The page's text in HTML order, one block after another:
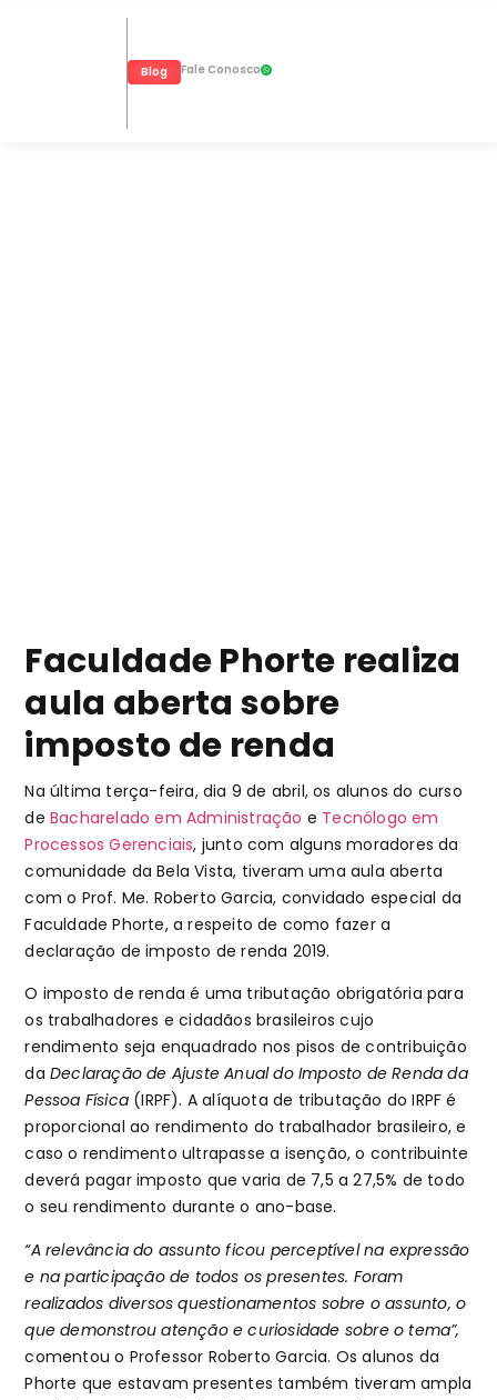
Blog Fale Conosco
Faculdade Phorte realiza
aula aberta sobre
imposto de renda
Na última terça-feira, dia 9 de abril, os alunos do curso
deBacharelado em Administração e Tecnólogo em
Processos Gerenciais, junto com alguns moradores da
comunidade da Bela Vista, tiveram uma aula aberta
com o Prof. Me. Roberto Garcia, convidado especial da
Faculdade Phorte, a respeito de como fazer a
declaração de imposto de renda 2019.
O imposto de renda é uma tributação obrigatória para
os trabalhadores e cidadãos brasileiros cujo
rendimento seja enquadrado nos pisos de contribuição
daDeclaração de Ajuste Anual do Imposto de Renda da
Pessoa Física (IRPF). A alíquota de tributação do IRPF é
proporcional ao rendimento do trabalhador brasileiro, e
caso o rendimento ultrapasse a isenção, o contribuinte
deverá pagar imposto que varia de 7,5 a 27,5% de todo
o seu rendimento durante o ano-base.
“A relevância do assunto ficou perceptível na expressão
e na participação de todos os presentes. Foram
realizados diversos questionamentos sobre o assunto, o
que demonstrou atenção e curiosidade sobre o tema”,
comentou o Professor Roberto Garcia. Os alunos da
Phorte que estavam presentes também tiveram ampla